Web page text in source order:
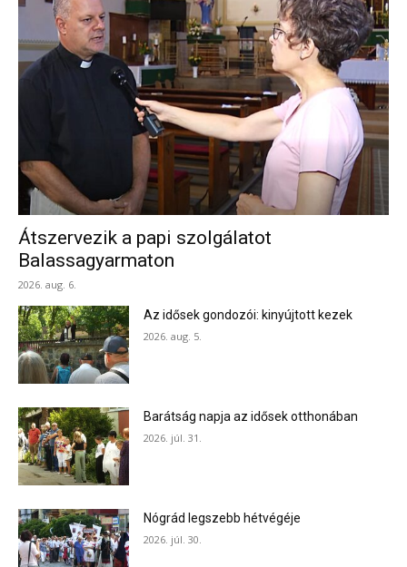
Átszervezik a papi szolgálatot
Balassagyarmaton
2026. aug. 6.
Az idősek gondozói: kinyújtott kezek
2026. aug. 5.
Barátság napja az idősek otthonában
2026. júl. 31.
Nógrád legszebb hétvégéje
2026. júl. 30.